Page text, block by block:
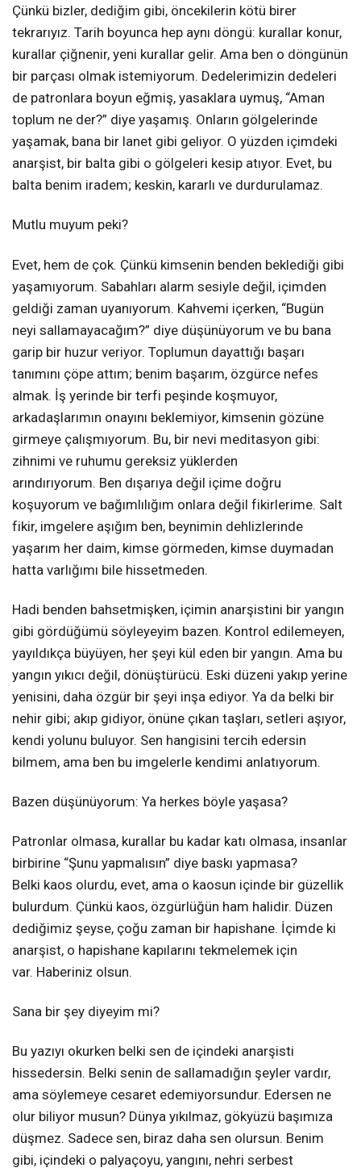
Çünkü bizler, dediğim gibi, öncekilerin kötü birer
tekrarıyız. Tarih boyunca hep aynı döngü: kurallar konur,
kurallar çiğnenir, yeni kurallar gelir. Ama ben o döngünün
bir parçası olmak istemiyorum. Dedelerimizin dedeleri
de patronlara boyun eğmiş, yasaklara uymuş, “Aman
toplum ne der?” diye yaşamış. Onların gölgelerinde
yaşamak, bana bir lanet gibi geliyor. O yüzden içimdeki
anarşist, bir balta gibi o gölgeleri kesip atıyor. Evet, bu
balta benim iradem; keskin, kararlı ve durdurulamaz.
Mutlu muyum peki?
Evet, hem de çok. Çünkü kimsenin benden beklediği gibi
yaşamıyorum. Sabahları alarm sesiyle değil, içimden
geldiği zaman uyanıyorum. Kahvemi içerken, “Bugün
neyi sallamayacağım?” diye düşünüyorum ve bu bana
garip bir huzur veriyor. Toplumun dayattığı başarı
tanımını çöpe attım; benim başarım, özgürce nefes
almak. İş yerinde bir terfi peşinde koşmuyor,
arkadaşlarımın onayını beklemiyor, kimsenin gözüne
girmeye çalışmıyorum. Bu, bir nevi meditasyon gibi:
zihnimi ve ruhumu gereksiz yüklerden
arındırıyorum. Ben dışarıya değil içime doğru
koşuyorum ve bağımlılığım onlara değil fikirlerime. Salt
fikir, imgelere aşığım ben, beynimin dehlizlerinde
yaşarım her daim, kimse görmeden, kimse duymadan
hatta varlığımı bile hissetmeden.
Hadi benden bahsetmişken, içimin anarşistini bir yangın
gibi gördüğümü söyleyeyim bazen. Kontrol edilemeyen,
yayıldıkça büyüyen, her şeyi kül eden bir yangın. Ama bu
yangın yıkıcı değil, dönüştürücü. Eski düzeni yakıp yerine
yenisini, daha özgür bir şeyi inşa ediyor. Ya da belki bir
nehir gibi; akıp gidiyor, önüne çıkan taşları, setleri aşıyor,
kendi yolunu buluyor. Sen hangisini tercih edersin
bilmem, ama ben bu imgelerle kendimi anlatıyorum.
Bazen düşünüyorum: Ya herkes böyle yaşasa?
Patronlar olmasa, kurallar bu kadar katı olmasa, insanlar
birbirine “Şunu yapmalısın” diye baskı yapmasa?
Belki kaos olurdu, evet, ama o kaosun içinde bir güzellik
bulurdum. Çünkü kaos, özgürlüğün ham halidir. Düzen
dediğimiz şeyse, çoğu zaman bir hapishane. İçimde ki
anarşist, o hapishane kapılarını tekmelemek için
var. Haberiniz olsun.
Sana bir şey diyeyim mi?
Bu yazıyı okurken belki sen de içindeki anarşisti
hissedersin. Belki senin de sallamadığın şeyler vardır,
ama söylemeye cesaret edemiyorsundur. Edersen ne
olur biliyor musun? Dünya yıkılmaz, gökyüzü başımıza
düşmez. Sadece sen, biraz daha sen olursun. Benim
gibi, içindeki o palyaçoyu, yangını, nehri serbest